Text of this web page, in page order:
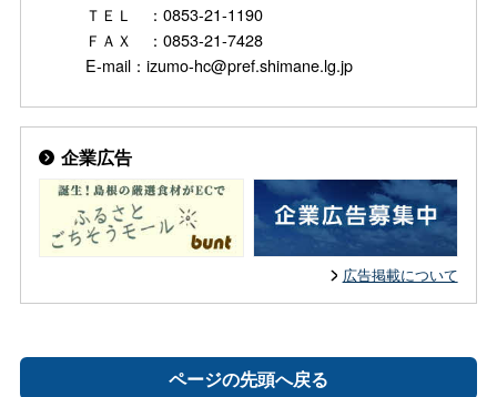
ＴＥＬ ：0853-21-1190
ＦＡＸ ：0853-21-7428
E-mail：izumo-hc@pref.shimane.lg.jp
企業広告
広告掲載について
ページの先頭へ戻る